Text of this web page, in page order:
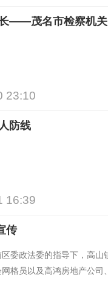
23:10
防线
16:39
传
委政法委的指导下，高
格员以及高鸿房地产公司